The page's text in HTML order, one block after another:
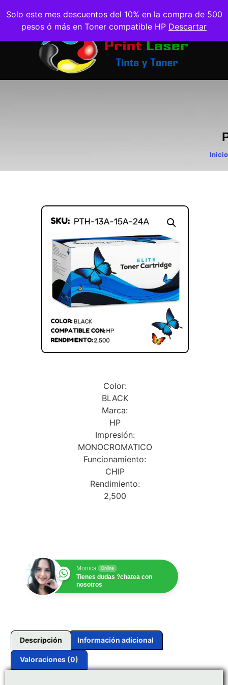
Solo este mes descuentos del 10% en la compra de 500
pesos ó más en Toner compatible HP Descartar
Inicio
Color:
BLACK
Marca:
HP
Impresión:
MONOCROMATICO
Funcionamiento:
CHIP
Rendimiento:
2,500
Monica Online
Tienes dudas ?chatea con
nosotros
Descripción Información adicional
Valoraciones (0)